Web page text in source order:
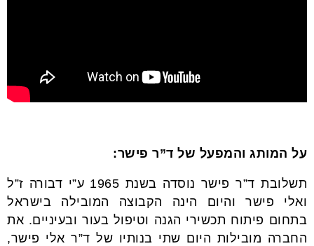
על המותג והמפעל של ד”ר פישר:
תשלובת ד”ר פישר נוסדה בשנת 1965 ע”י דבורה ז”ל
ואלי פישר והיום הינה הקבוצה המובילה בישראל
בתחום פיתוח תכשירי הגנה וטיפול בעור ובעיניים. את
החברה מובילות היום שתי בנותיו של ד”ר אלי פישר,